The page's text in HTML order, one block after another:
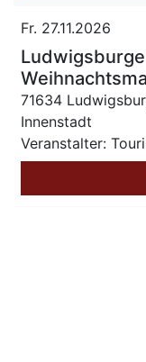
Fr. 27.11.2026
71634
Innenstadt
Veranstalter: